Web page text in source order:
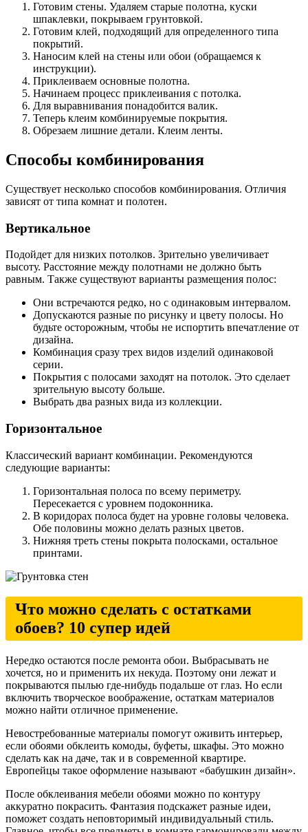
Готовим стены. Удаляем старые полотна, куски
шпаклевки, покрываем грунтовкой.
Готовим клей, подходящий для определенного типа
покрытий.
Наносим клей на стены или обои (обращаемся к
инструкции).
Приклеиваем основные полотна.
Начинаем процесс приклеивания с потолка.
Для выравнивания понадобится валик.
Теперь клеим комбинируемые покрытия.
Обрезаем лишние детали. Клеим ленты.
Способы комбинирования
Существует несколько способов комбинирования. Отличия
зависят от типа комнат и полотен.
Вертикальное
Подойдет для низких потолков. Зрительно увеличивает
высоту. Расстояние между полотнами не должно быть
равным. Также существуют варианты размещения полос:
Они встречаются редко, но с одинаковым интервалом.
Допускаются разные по рисунку и цвету полосы. Но
будьте осторожным, чтобы не испортить впечатление от
дизайна.
Комбинация сразу трех видов изделий одинаковой
серии.
Покрытия с полосами заходят на потолок. Это сделает
зрительную высоту больше.
Выбрать два разных вида из коллекции.
Горизонтальное
Классический вариант комбинации. Рекомендуются
следующие варианты:
Горизонтальная полоса по всему периметру.
Пересекается с уровнем подоконника.
В коридорах полоса будет на уровне головы человека.
Обе половины можно делать разных цветов.
Нижняя треть стены покрыта полосками, остальное
принтами.
Что можно сделать с остатками
обоев? 10 супер идей
Нередко остаются после ремонта обои. Выбрасывать не
хочется, но и применить их некуда. Поэтому они лежат и
покрываются пылью где-нибудь подальше от глаз. Но если
включить творческое воображение, остаткам материалов
можно найти отличное применение.
Невостребованные материалы помогут оживить интерьер,
если обоями обклеить комоды, буфеты, шкафы. Это можно
сделать как на даче, так и в современной квартире.
Европейцы такое оформление называют «бабушкин дизайн».
После обклеивания мебели обоями можно по контуру
аккуратно покрасить. Фантазия подскажет разные идеи,
поможет создать неповторимый индивидуальный стиль.